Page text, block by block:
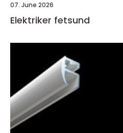
07. June 2026
Elektriker fetsund